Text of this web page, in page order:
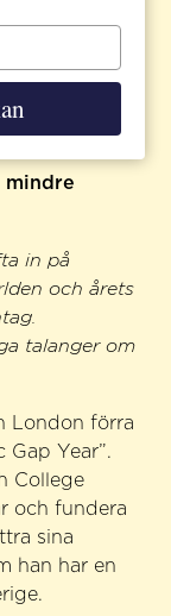
och
är
mindre
in på
och årets
talanger om
London förra
Year”.
College
och fundera
sina
han har en